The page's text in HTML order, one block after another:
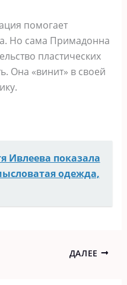
помогает
Но сама Примадонна
пластических
Она «винит» в своей
Ивлеева показала
одежда,
ДАЛЕЕ